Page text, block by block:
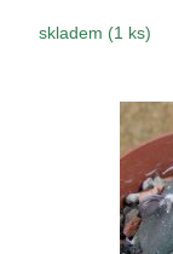
skladem (1 ks)